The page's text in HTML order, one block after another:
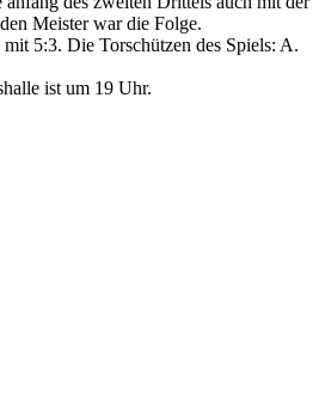
Meister war die Folge.
5:3. Die Torschützen des Spiels: A.
ist um 19 Uhr.